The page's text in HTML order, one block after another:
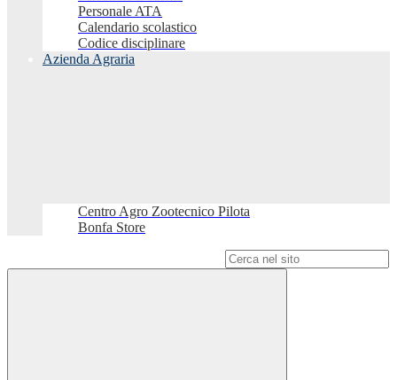
Personale ATA
Calendario scolastico
Codice disciplinare
Azienda Agraria
Centro Agro Zootecnico Pilota
Bonfa Store